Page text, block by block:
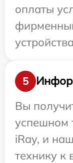
оплаты
5
Вы
успешном
iRay, и
технику к